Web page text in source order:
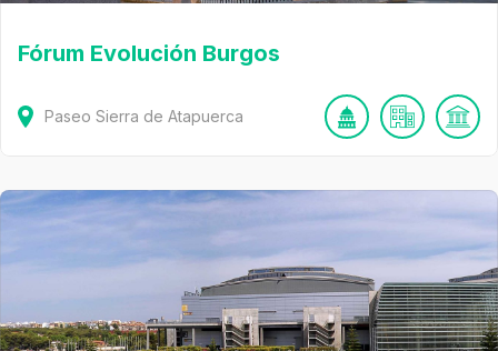
Fórum Evolución Burgos
Paseo Sierra de Atapuerca